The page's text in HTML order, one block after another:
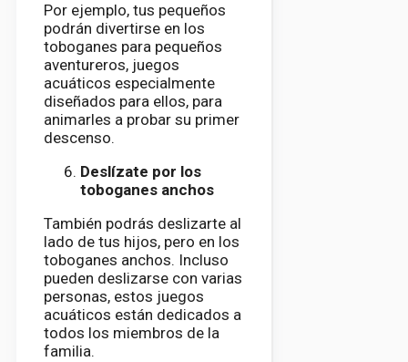
Por ejemplo, tus pequeños
podrán divertirse en los
toboganes para pequeños
aventureros, juegos
acuáticos especialmente
diseñados para ellos, para
animarles a probar su primer
descenso.
Deslízate por los
toboganes anchos
También podrás deslizarte al
lado de tus hijos, pero en los
toboganes anchos. Incluso
pueden deslizarse con varias
personas, estos juegos
acuáticos están dedicados a
todos los miembros de la
familia.